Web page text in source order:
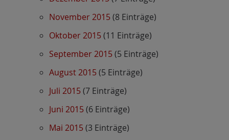
November 2015(8 Einträge)
Oktober 2015(11 Einträge)
September 2015(5 Einträge)
August 2015(5 Einträge)
Juli 2015(7 Einträge)
Juni 2015(6 Einträge)
Mai 2015(3 Einträge)